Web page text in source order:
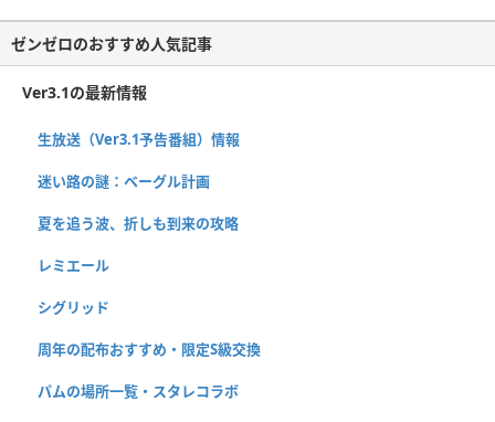
ゼンゼロのおすすめ人気記事
Ver3.1の最新情報
生放送（Ver3.1予告番組）情報
迷い路の謎：ベーグル計画
夏を追う波、折しも到来の攻略
レミエール
シグリッド
周年の配布おすすめ・限定S級交換
パムの場所一覧・スタレコラボ